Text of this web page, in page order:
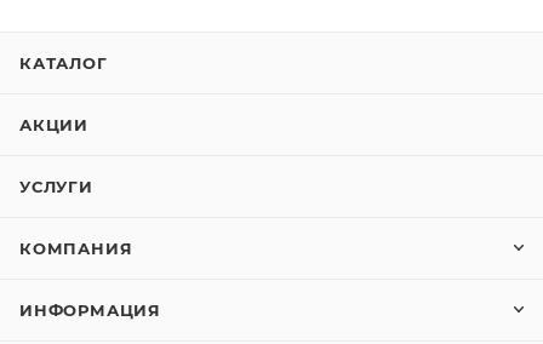
КАТАЛОГ
АКЦИИ
УСЛУГИ
КОМПАНИЯ
ИНФОРМАЦИЯ